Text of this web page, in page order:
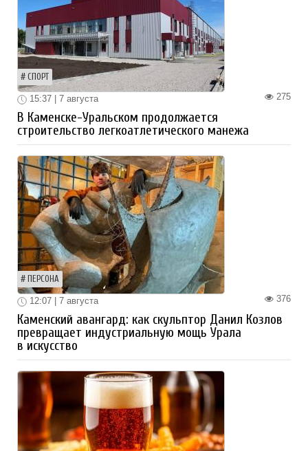
СПОРТ
275
15:37 | 7 августа
В Каменске-Уральском продолжается
строительство легкоатлетического манежа
ПЕРСОНА
376
12:07 | 7 августа
Каменский авангард: как скульптор Данил Козлов
превращает индустриальную мощь Урала
в искусство